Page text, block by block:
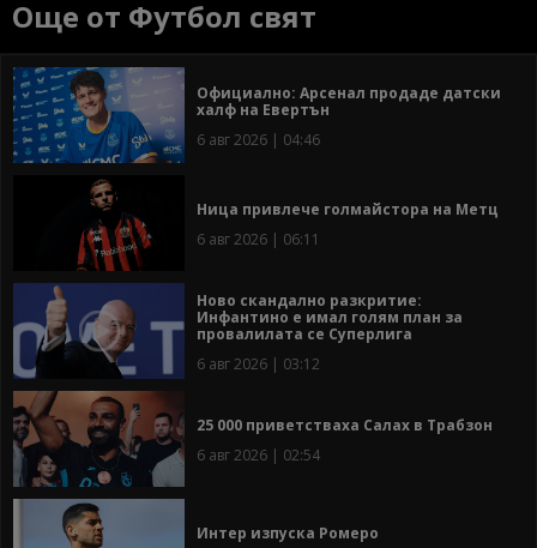
Още от Футбол свят
Официално: Арсенал продаде датски
халф на Евертън
6 авг 2026 | 04:46
Ница привлече голмайстора на Метц
6 авг 2026 | 06:11
Ново скандално разкритие:
Инфантино е имал голям план за
провалилата се Суперлига
6 авг 2026 | 03:12
25 000 приветстваха Салах в Трабзон
6 авг 2026 | 02:54
Интер изпуска Ромеро